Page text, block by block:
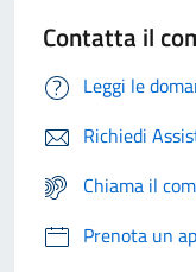
Contatta il
Leggi le
Richiedi
Chiama il
Prenota un